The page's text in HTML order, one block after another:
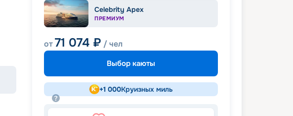
Celebrity Apex
ПРЕМИУМ
от71 074 ₽ / чел
Выбор каюты
+1 000Круизных миль